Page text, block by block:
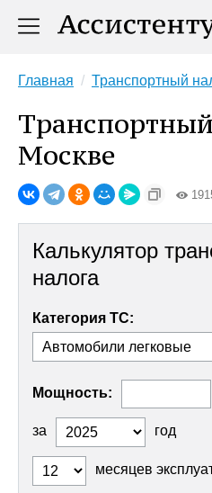
Главная Транспортный
Москве
Калькулятор
налога
Категория ТС:
Мощность:
за год
месяцев